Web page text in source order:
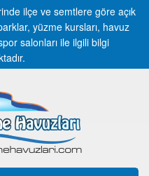
ilçe ve semtlere göre açık
yüzme kursları, havuz
salonları ile ilgili bilgi